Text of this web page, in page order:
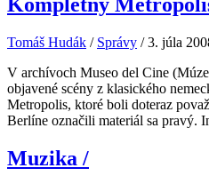
Kompletný
Tomáš Hudák / Správy /3. júla
V archívoch Museo del Cine
objavené scény z klasického
Metropolis, ktoré boli doteraz
Berlíne označili materiál sa pravý.
Muzika /